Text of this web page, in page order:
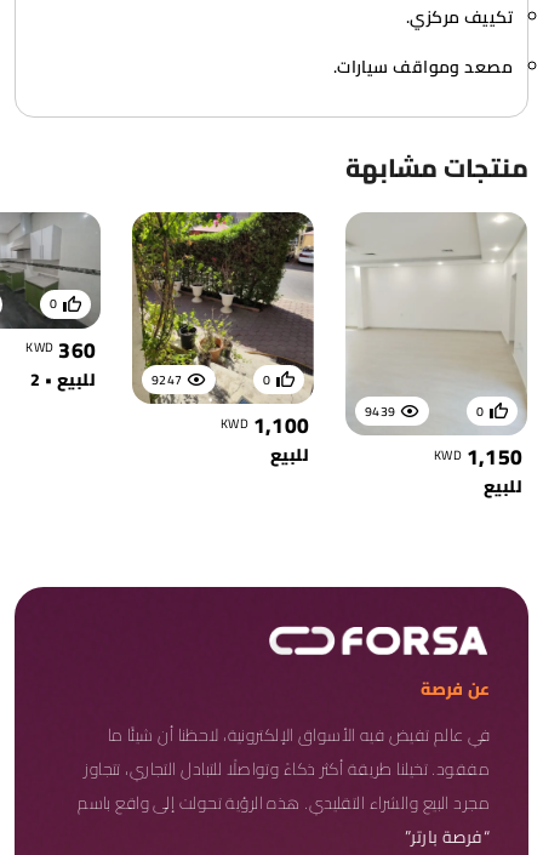
تكييف مركزي.
مصعد ومواقف سيارات.
منتجات مشابهة
9439 0
1,150
KWD
للبيع
9247 0
1,100
KWD
للبيع
0
360
KWD
للبيع • 2
عن فرصة
في عالم تفيض فيه الأسواق الإلكترونية، لاحظنا أن شيئًا ما
مفقود. تخيلنا طريقة أكثر ذكاءً وتواصلًا للتبادل التجاري، تتجاوز
مجرد البيع والشراء التقليدي. هذه الرؤية تحولت إلى واقع باسم
“فرصة بارتر”